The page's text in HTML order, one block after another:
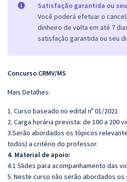
Satisfação garantida ou
Você poderá efetuar o
dinheiro de volta em até 7
satisfação garantida ou seu
Concurso CRMV/MS
Mais Detalhes:
1. Curso baseado no edital nº 01/2021
2. Carga horária prevista: de 100 a 200
3.Serão abordados os tópicos
todos) a critério do professor.
4. Material de apoio:
4.1 Slides para acompanhamento das
5. Neste curso não serão abordados